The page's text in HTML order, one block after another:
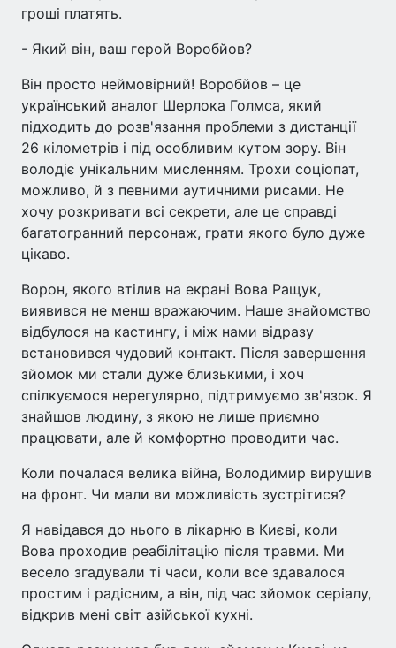
гроші платять.
- Який він, ваш герой Воробйов?
Він просто неймовірний! Воробйов – це
український аналог Шерлока Голмса, який
підходить до розв'язання проблеми з дистанції
26 кілометрів і під особливим кутом зору. Він
володіє унікальним мисленням. Трохи соціопат,
можливо, й з певними аутичними рисами. Не
хочу розкривати всі секрети, але це справді
багатогранний персонаж, грати якого було дуже
цікаво.
Ворон, якого втілив на екрані Вова Ращук,
виявився не менш вражаючим. Наше знайомство
відбулося на кастингу, і між нами відразу
встановився чудовий контакт. Після завершення
зйомок ми стали дуже близькими, і хоч
спілкуємося нерегулярно, підтримуємо зв'язок. Я
знайшов людину, з якою не лише приємно
працювати, але й комфортно проводити час.
Коли почалася велика війна, Володимир вирушив
на фронт. Чи мали ви можливість зустрітися?
Я навідався до нього в лікарню в Києві, коли
Вова проходив реабілітацію після травми. Ми
весело згадували ті часи, коли все здавалося
простим і радісним, а він, під час зйомок серіалу,
відкрив мені світ азійської кухні.